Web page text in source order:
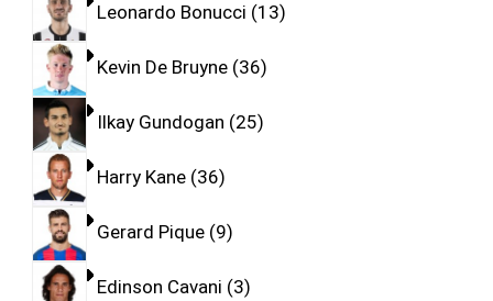
Leonardo Bonucci 13
Kevin De Bruyne 36
Ilkay Gundogan 25
Harry Kane 36
Gerard Pique 9
Edinson Cavani 3